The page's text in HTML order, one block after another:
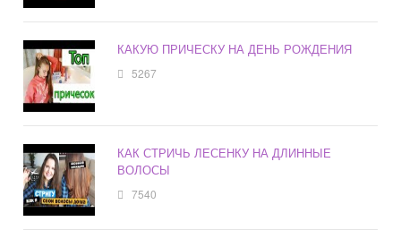
КАКУЮ ПРИЧЕСКУ НА ДЕНЬ РОЖДЕНИЯ
5267
КАК СТРИЧЬ ЛЕСЕНКУ НА ДЛИННЫЕ
ВОЛОСЫ
7540